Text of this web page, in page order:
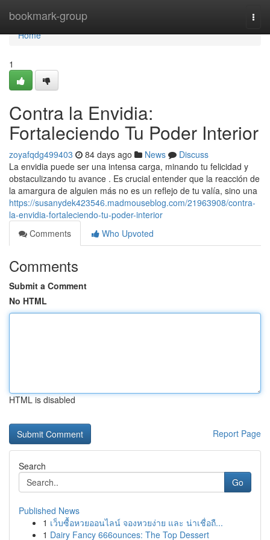
bookmark-group
Home
Home
1
Contra la Envidia:
Fortaleciendo Tu Poder Interior
zoyafqdg499403 84 days ago News
Discuss
La envidia puede ser una intensa carga, minando tu felicidad y
obstaculizando tu avance . Es crucial entender que la reacción de
la amargura de alguien más no es un reflejo de tu valía, sino una
https://susanydek423546.madmouseblog.com/21963908/contra-
la-envidia-fortaleciendo-tu-poder-interior
Comments
Who Upvoted
Comments
Submit a Comment
No HTML
HTML is disabled
Report Page
Search
Go
Published News
1 เว็บซื้อหวยออนไลน์ จองหวยง่าย และ น่าเชื่อถื...
1 Dairy Fancy 666ounces: The Top Dessert